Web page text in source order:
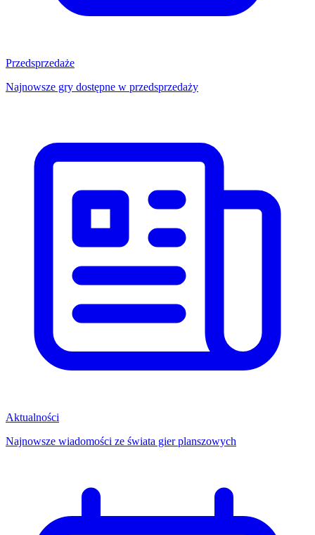
Przedsprzedaże
Najnowsze gry dostępne w przedsprzedaży
Aktualności
Najnowsze wiadomości ze świata gier planszowych